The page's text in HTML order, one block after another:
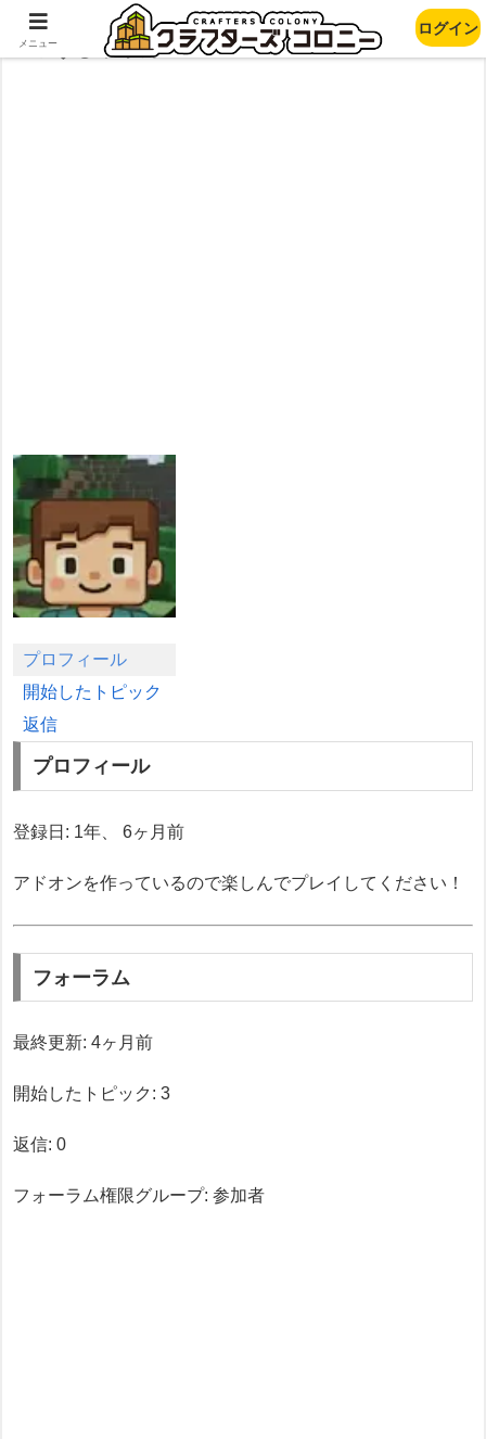
ふうじゅやん
プロフィール
開始したトピック
返信
プロフィール
登録日: 1年、 6ヶ月前
アドオンを作っているので楽しんでプレイしてください！
フォーラム
最終更新: 4ヶ月前
開始したトピック: 3
返信: 0
フォーラム権限グループ: 参加者
メニュー
ログイン